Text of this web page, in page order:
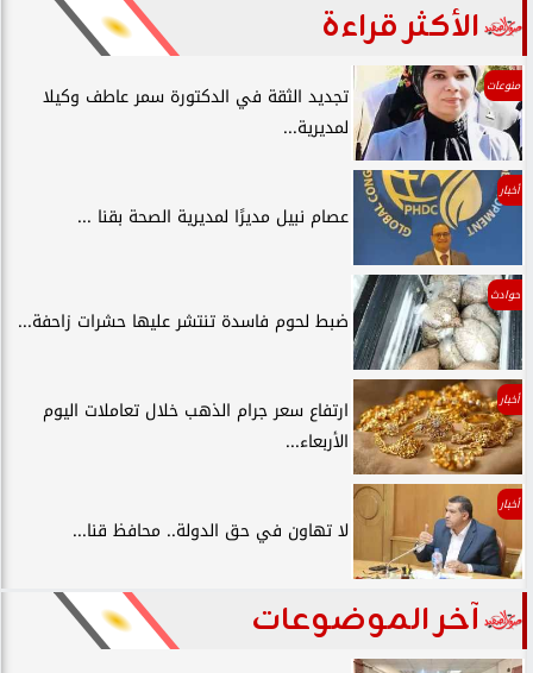
الأكثر قراءة
منوعات
تجديد الثقة في الدكتورة سمر عاطف وكيلا
لمديرية...
أخبار
عصام نبيل مديرًا لمديرية الصحة بقنا ...
حوادث
ضبط لحوم فاسدة تنتشر عليها حشرات زاحفة...
أخبار
ارتفاع سعر جرام الذهب خلال تعاملات اليوم
الأربعاء...
أخبار
لا تهاون في حق الدولة.. محافظ قنا...
آخر الموضوعات